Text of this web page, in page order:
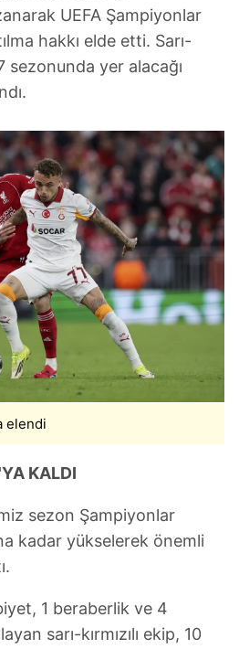
UEFA Şampiyonlar
hakkı elde etti. Sarı-
sezonunda yer alacağı
elendi
KALDI
sezon Şampiyonlar
kadar yükselerek önemli
1 beraberlik ve 4
sarı-kırmızılı ekip, 10